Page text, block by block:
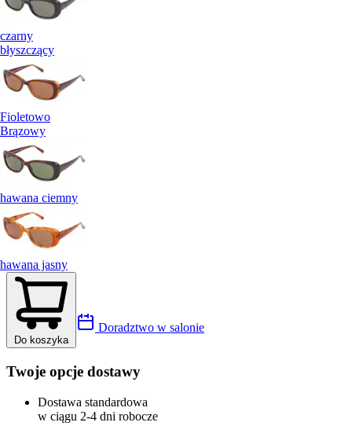
czarny
błyszczący
Fioletowo
Brązowy
hawana ciemny
hawana jasny
Do koszyka
Doradztwo w salonie
Twoje opcje dostawy
Dostawa standardowa
w ciągu 2-4 dni robocze